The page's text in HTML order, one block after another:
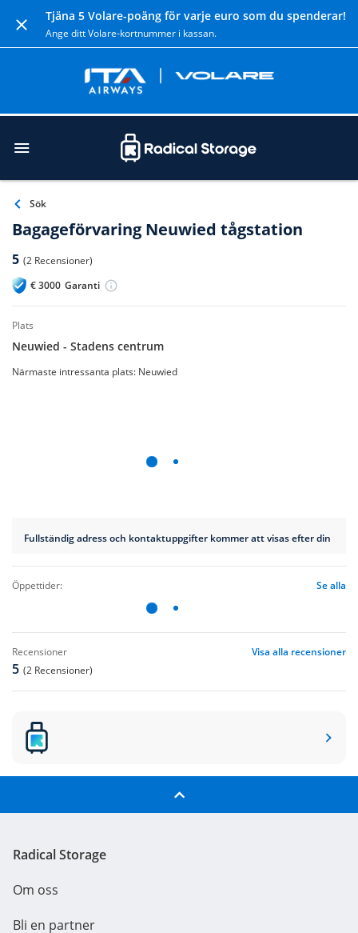
Tjäna 5 Volare-poäng för varje euro som du spenderar!
Ange ditt Volare-kortnummer i kassan.
Sök
Bagageförvaring Neuwied tågstation
5 (2 Recensioner)
€3000 Garanti
plats
Neuwied - Stadens centrum
Närmaste intressanta plats: Neuwied
Fullständig adress och kontaktuppgifter kommer att visas efter din
öppettider: Se alla
recensioner Visa alla recensioner
5 (2 Recensioner)
Radical Storage
Om oss
Bli en partner